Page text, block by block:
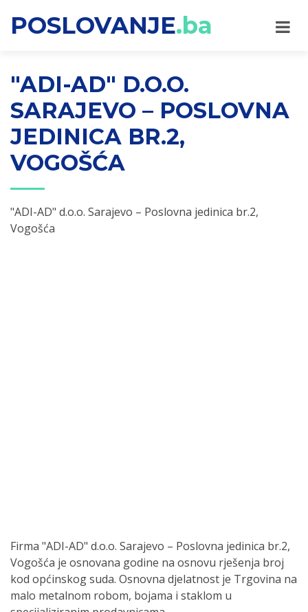
POSLOVANJE.ba
"ADI-AD" D.O.O.
SARAJEVO – POSLOVNA
JEDINICA BR.2,
VOGOŠĆA
"ADI-AD" d.o.o. Sarajevo – Poslovna jedinica br.2,
Vogošća
Firma "ADI-AD" d.o.o. Sarajevo – Poslovna jedinica br.2,
Vogošća je osnovana godine na osnovu rješenja broj
kod općinskog suda. Osnovna djelatnost je Trgovina na
malo metalnom robom, bojama i staklom u